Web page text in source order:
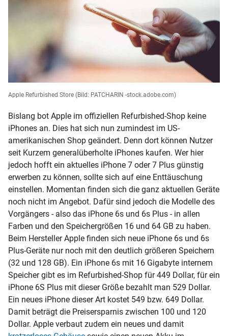
Apple Refurbished Store (Bild: PATCHARIN -stock.adobe.com)
Bislang bot Apple im offiziellen Refurbished-Shop keine
iPhones an. Dies hat sich nun zumindest im US-
amerikanischen Shop geändert. Denn dort können Nutzer
seit Kurzem generalüberholte iPhones kaufen. Wer hier
jedoch hofft ein aktuelles iPhone 7 oder 7 Plus günstig
erwerben zu können, sollte sich auf eine Enttäuschung
einstellen. Momentan finden sich die ganz aktuellen Geräte
noch nicht im Angebot. Dafür sind jedoch die Modelle des
Vorgängers - also das iPhone 6s und 6s Plus - in allen
Farben und den Speichergrößen 16 und 64 GB zu haben.
Beim Hersteller Apple finden sich neue iPhone 6s und 6s
Plus-Geräte nur noch mit den deutlich größeren Speichern
(32 und 128 GB). Ein iPhone 6s mit 16 Gigabyte internem
Speicher gibt es im Refurbished-Shop für 449 Dollar, für ein
iPhone 6S Plus mit dieser Größe bezahlt man 529 Dollar.
Ein neues iPhone dieser Art kostet 549 bzw. 649 Dollar.
Damit beträgt die Preisersparnis zwischen 100 und 120
Dollar. Apple verbaut zudem ein neues und damit